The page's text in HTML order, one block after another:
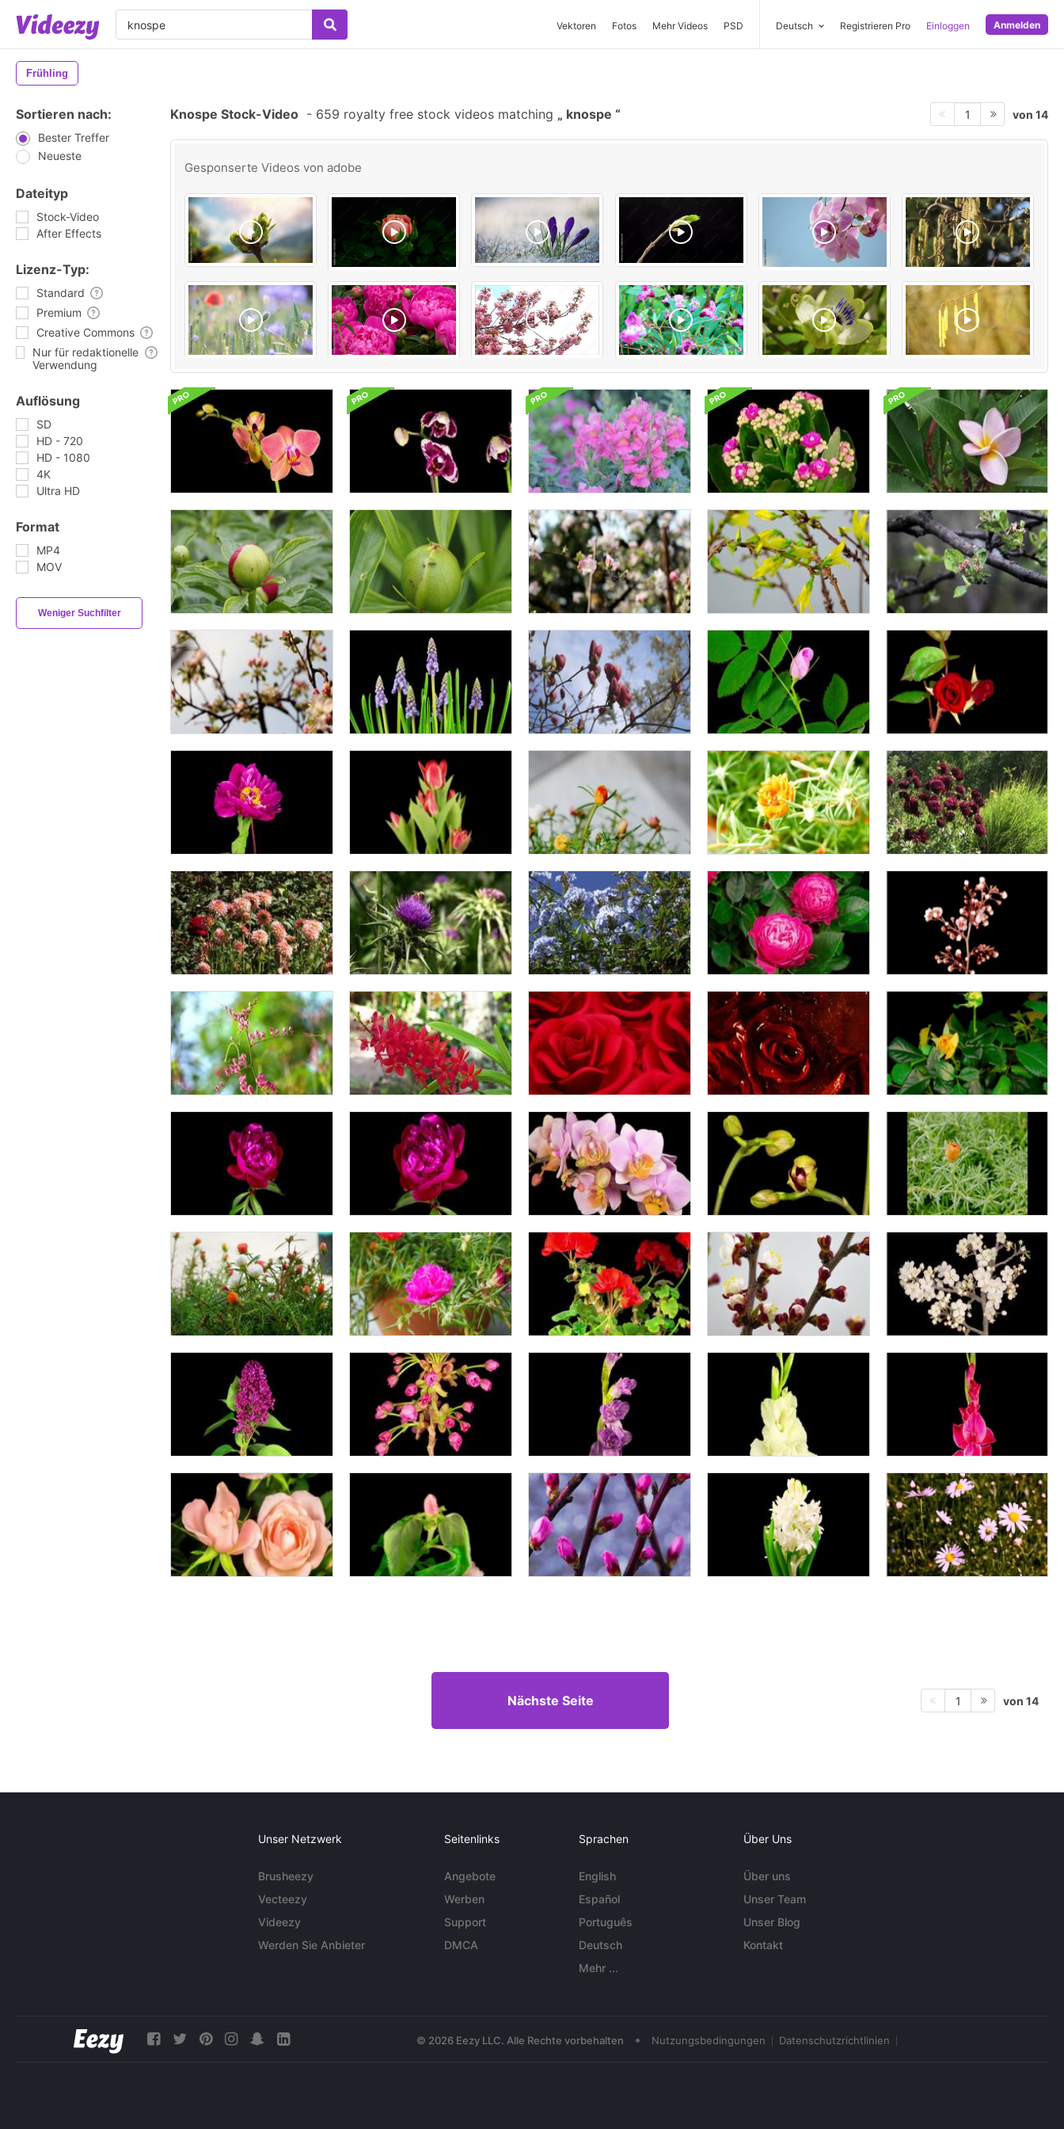
Vektoren Fotos Mehr Videos PSD Deutsch Registrieren Pro Einloggen Anmelden
Frühling
Sortieren nach:
Bester Treffer
Neueste
Dateityp
Stock-Video
After Effects
Lizenz-Typ:
Standard
Premium
Creative Commons
Nur für redaktionelle
Verwendung
Auflösung
SD
HD - 720
HD - 1080
4K
Ultra HD
Format
MP4
MOV
Weniger Suchfilter
Knospe Stock-Video - 659 royalty free stock videos matching knospe 1 von 14
Gesponserte Videos von adobe
Nächste Seite 1 von 14
Unser Netzwerk
Brusheezy
Vecteezy
Videezy
Werden Sie Anbieter
Seitenlinks
Angebote
Werben
Support
DMCA
Sprachen
English
Español
Português
Deutsch
Mehr ...
Über Uns
Über uns
Unser Team
Unser Blog
Kontakt
© 2026 Eezy LLC. Alle Rechte vorbehalten • Nutzungsbedingungen Datenschutzrichtlinien